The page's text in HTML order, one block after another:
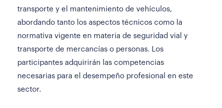
transporte y el mantenimiento de vehículos,
abordando tanto los aspectos técnicos como la
normativa vigente en materia de seguridad vial y
transporte de mercancías o personas. Los
participantes adquirirán las competencias
necesarias para el desempeño profesional en este
sector.